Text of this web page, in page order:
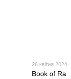
26 квітня 2024
Book of Ra